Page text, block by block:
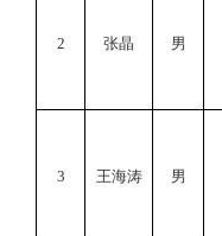
2 张晶 男
3 王海涛 男